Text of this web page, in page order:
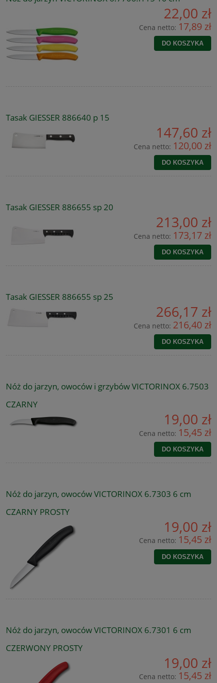
22,00 zł
Cena netto: 17,89 zł
DO KOSZYKA
Tasak GIESSER 886640 p 15
147,60 zł
Cena netto: 120,00 zł
DO KOSZYKA
Tasak GIESSER 886655 sp 20
213,00 zł
Cena netto: 173,17 zł
DO KOSZYKA
Tasak GIESSER 886655 sp 25
266,17 zł
Cena netto: 216,40 zł
DO KOSZYKA
Nóż do jarzyn, owoców i grzybów VICTORINOX 6.7503
CZARNY
19,00 zł
Cena netto: 15,45 zł
DO KOSZYKA
Nóż do jarzyn, owoców VICTORINOX 6.7303 6 cm
CZARNY PROSTY
19,00 zł
Cena netto: 15,45 zł
DO KOSZYKA
Nóż do jarzyn, owoców VICTORINOX 6.7301 6 cm
CZERWONY PROSTY
19,00 zł
Cena netto: 15,45 zł